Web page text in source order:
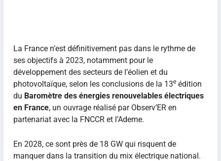
La France n’est définitivement pas dans le rythme de
ses objectifs à 2023, notamment pour le
développement des secteurs de l’éolien et du
photovoltaïque, selon les conclusions de la 13eédition
du Baromètre des énergies renouvelables électriques
en France, un ouvrage réalisé par Observ’ER en
partenariat avec la FNCCR et l’Ademe.
En 2028, ce sont près de 18 GW qui risquent de
manquer dans la transition du mix électrique national.